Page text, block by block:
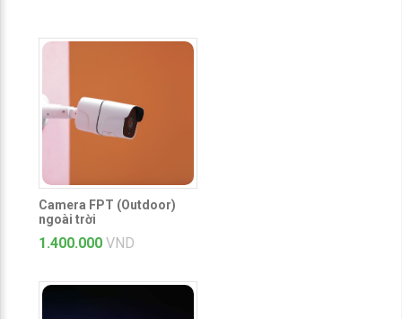
Camera FPT (Outdoor)
ngoài trời
1.400.000 VND